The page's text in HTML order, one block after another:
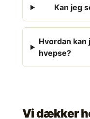
Kan jeg
Hvordan
hvepse?
Vi dækker